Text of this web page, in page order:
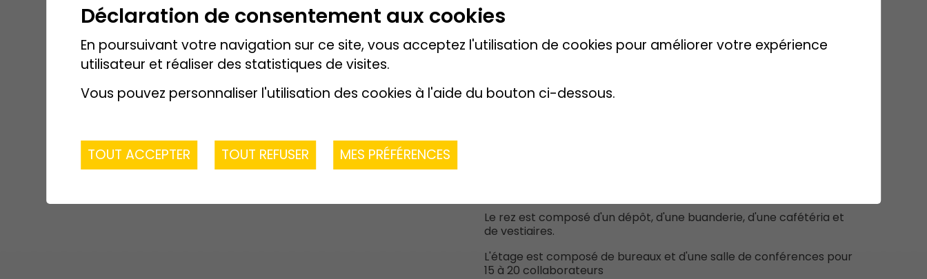
Description de l'ouvrage
Le rez est composé d'un dépôt, d'une buanderie, d'une cafétéria et
de vestiaires.
L'étage est composé de bureaux et d'une salle de conférences pour
15 à 20 collaborateurs
Déclaration de consentement aux cookies
En poursuivant votre navigation sur ce site, vous acceptez l'utilisation de cookies pour améliorer votre expérience
utilisateur et réaliser des statistiques de visites.
Vous pouvez personnaliser l'utilisation des cookies à l'aide du bouton ci-dessous.
TOUT ACCEPTER TOUT REFUSER MES PRÉFÉRENCES